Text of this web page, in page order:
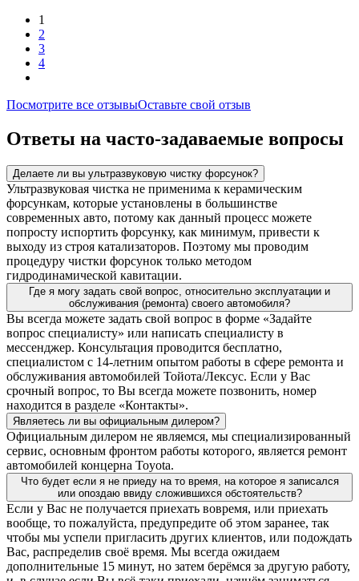
1
2
3
4
Посмотрите все отзывыОставьте свой отзыв
Ответы на часто-задаваемые вопросы
Делаете ли вы ультразвуковую чистку форсунок?
Ультразвуковая чистка не применима к керамическим
форсункам, которые установлены в большинстве
современных авто, потому как данный процесс можете
попросту испортить форсунку, как минимум, привести к
выходу из строя катализаторов. Поэтому мы проводим
процедуру чистки форсунок только методом
гидродинамической кавитации.
Где я могу задать свой вопрос, относительно эксплуатации и
обслуживания (ремонта) своего автомобиля?
Вы всегда можете задать свой вопрос в форме «Задайте
вопрос специалисту» или написать специалисту в
мессенджер. Консультация проводится бесплатно,
специалистом с 14-летним опытом работы в сфере ремонта и
обслуживания автомобилей Тойота/Лексус. Если у Вас
срочный вопрос, то Вы всегда можете позвонить, номер
находится в разделе «Контакты».
Являетесь ли вы официальным дилером?
Официальным дилером не являемся, мы специализированный
сервис, основным фронтом работы которого, является ремонт
автомобилей концерна Toyota.
Что будет если я не приеду на то время, на которое я записался
или опоздаю ввиду сложившихся обстоятельств?
Если у Вас не получается приехать вовремя, или приехать
вообще, то пожалуйста, предупредите об этом заранее, так
чтобы мы успели пригласить других клиентов, или подождать
Вас, распределив своё время. Мы всегда ожидаем
дополнительные 15 минут, но затем берёмся за другую работу,